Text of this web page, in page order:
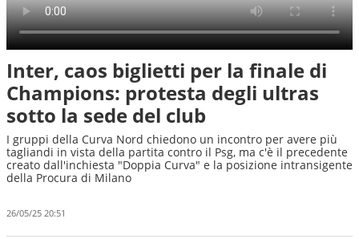
Inter, caos biglietti per la finale di
Champions: protesta degli ultras
sotto la sede del club
I gruppi della Curva Nord chiedono un incontro per avere più
tagliandi in vista della partita contro il Psg, ma c'è il precedente
creato dall'inchiesta "Doppia Curva" e la posizione intransigente
della Procura di Milano
26/05/25 20:51